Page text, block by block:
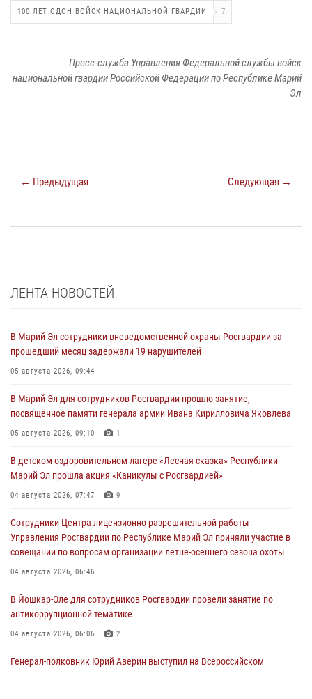
100 ЛЕТ ОДОН ВОЙСК НАЦИОНАЛЬНОЙ ГВАРДИИ 7
Пресс-служба Управления Федеральной службы войск
национальной гвардии Российской Федерации по Республике Марий
Эл
← Предыдущая Следующая →
ЛЕНТА НОВОСТЕЙ
В Марий Эл сотрудники вневедомственной охраны Росгвардии за
прошедший месяц задержали 19 нарушителей
05 августа 2026, 09:44
В Марий Эл для сотрудников Росгвардии прошло занятие,
посвящённое памяти генерала армии Ивана Кирилловича Яковлева
05 августа 2026, 09:10 1
В детском оздоровительном лагере «Лесная сказка» Республики
Марий Эл прошла акция «Каникулы с Росгвардией»
04 августа 2026, 07:47 9
Сотрудники Центра лицензионно-разрешительной работы
Управления Росгвардии по Республике Марий Эл приняли участие в
совещании по вопросам организации летне-осеннего сезона охоты
04 августа 2026, 06:46
В Йошкар-Оле для сотрудников Росгвардии провели занятие по
антикоррупционной тематике
04 августа 2026, 06:06 2
Генерал-полковник Юрий Аверин выступил на Всероссийском